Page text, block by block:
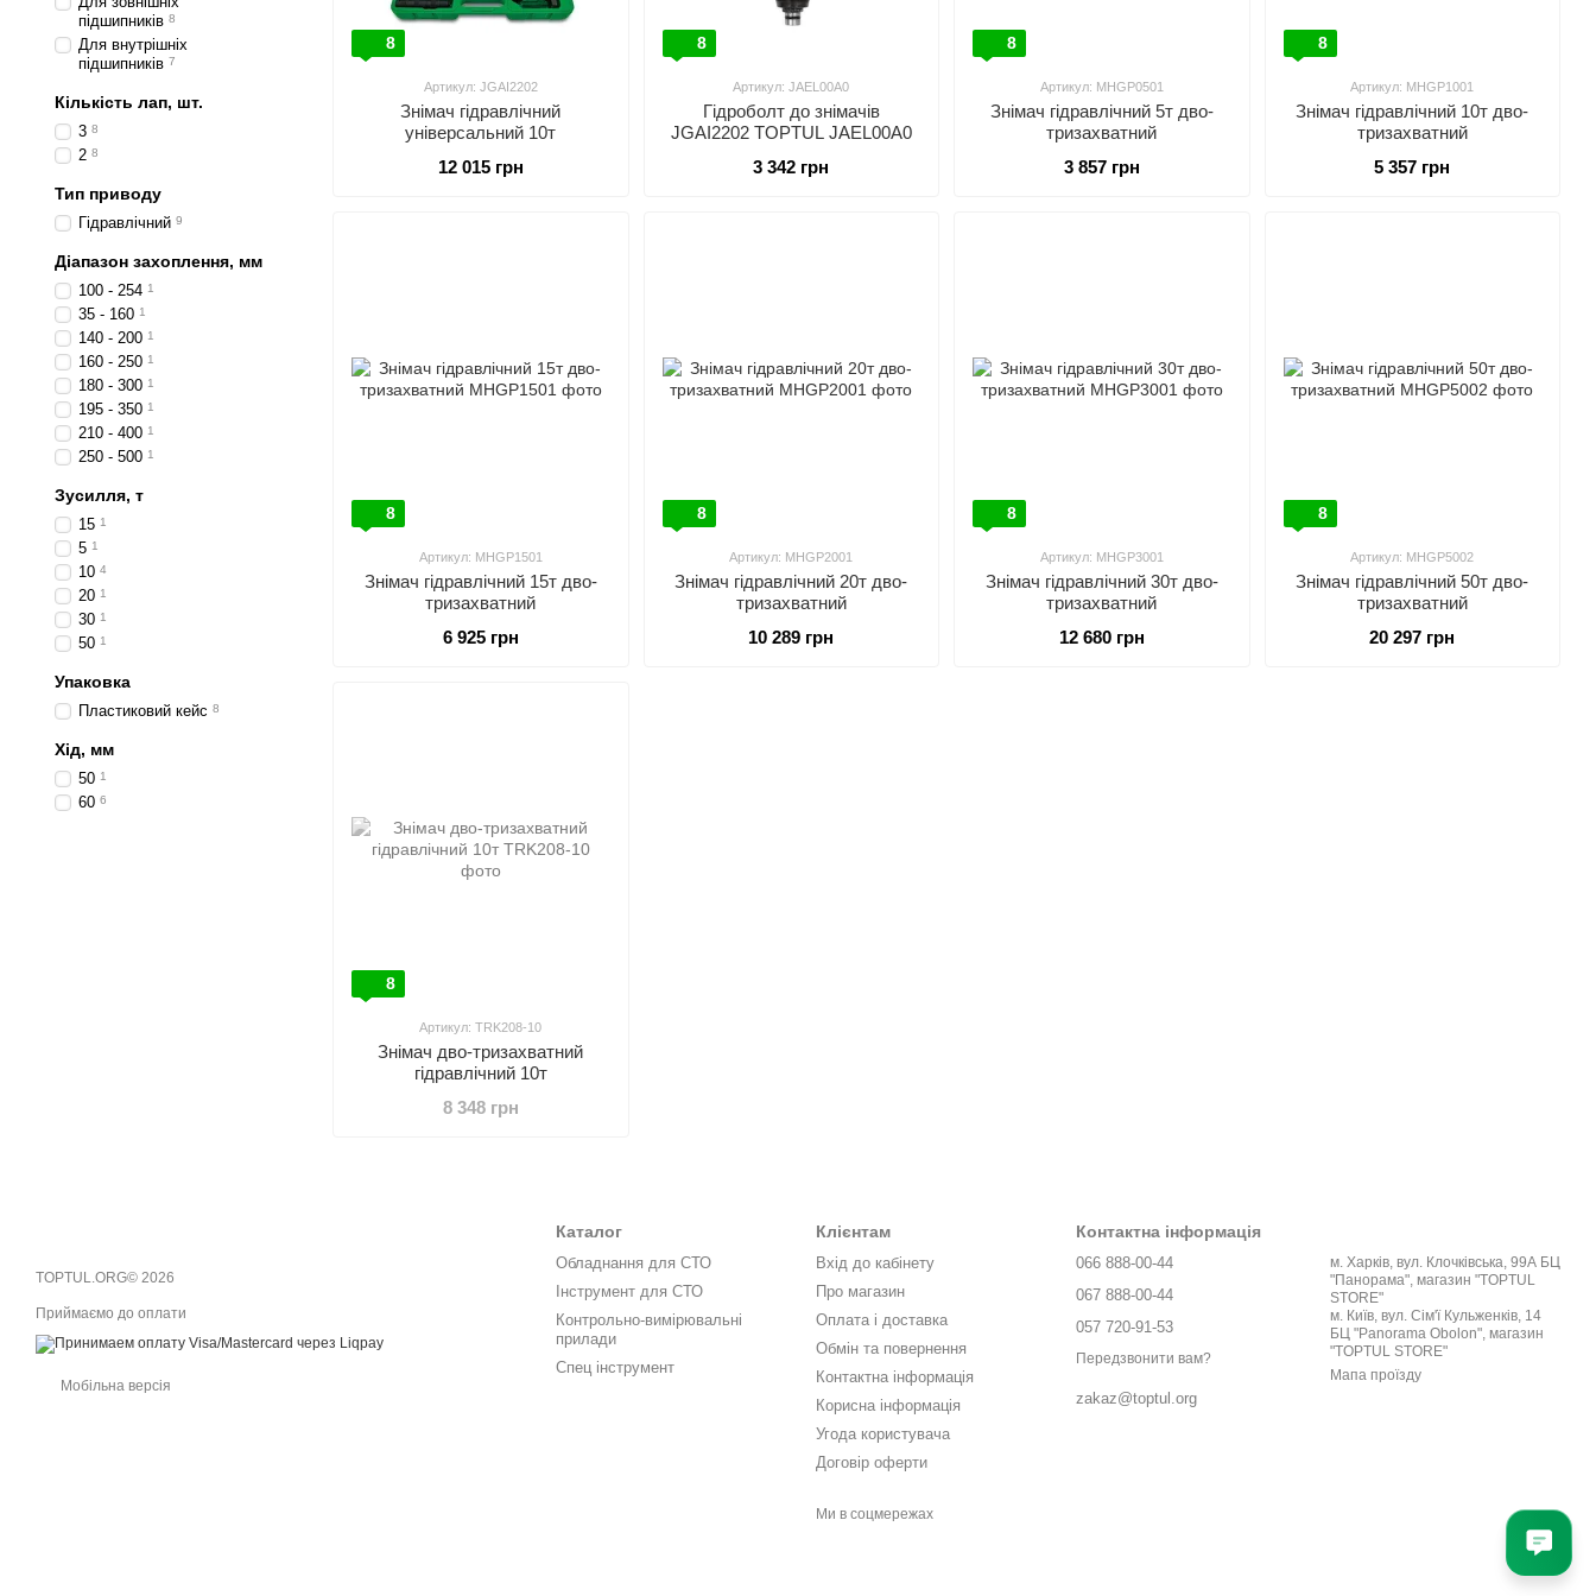
8
Артикул: JGAI2202
Знімач гідравлічний
універсальний 10т
12 015 грн
8
Артикул: JAEL00A0
Гідроболт до знімачів
JGAI2202 TOPTUL JAEL00A0
3 342 грн
8
Артикул: MHGP0501
Знімач гідравлічний 5т дво-
тризахватний
3 857 грн
8
Артикул: MHGP1001
Знімач гідравлічний 10т дво-
тризахватний
5 357 грн
8
Артикул: MHGP1501
Знімач гідравлічний 15т дво-
тризахватний
6 925 грн
8
Артикул: MHGP2001
Знімач гідравлічний 20т дво-
тризахватний
10 289 грн
8
Артикул: MHGP3001
Знімач гідравлічний 30т дво-
тризахватний
12 680 грн
8
Артикул: MHGP5002
Знімач гідравлічний 50т дво-
тризахватний
20 297 грн
8
Артикул: TRK208-10
Знімач дво-тризахватний
гідравлічний 10т
8 348 грн
підшипників 8
Для внутрішніх
підшипників 7
Кількість лап, шт.
3 8
2 8
Тип приводу
Гідравлічний 9
Діапазон захоплення, мм
100 - 254 1
35 - 160 1
140 - 200 1
160 - 250 1
180 - 300 1
195 - 350 1
210 - 400 1
250 - 500 1
Зусилля, т
15 1
5 1
10 4
20 1
30 1
50 1
Упаковка
Пластиковий кейс 8
Хід, мм
50 1
60 6
TOPTUL.ORG© 2026
Приймаємо до оплати
Мобільна версія
Каталог
Обладнання для СТО
Інструмент для СТО
Контрольно-вимірювальні
прилади
Спец інструмент
Клієнтам
Вхід до кабінету
Про магазин
Оплата і доставка
Обмін та повернення
Контактна інформація
Корисна інформація
Угода користувача
Договір оферти
Ми в соцмережах
Контактна інформація
066 888-00-44
067 888-00-44
057 720-91-53
Передзвонити вам?
zakaz@toptul.org
м. Харків, вул. Клочківська, 99А БЦ
"Панорама", магазин "TOPTUL
STORE"
м. Київ, вул. Сім'ї Кульженків, 14
БЦ "Panorama Obolon", магазин
"TOPTUL STORE"
Мапа проїзду